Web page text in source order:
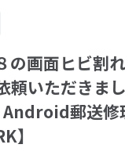
の画面ヒビ割
頼いただきま
Android郵送修
】